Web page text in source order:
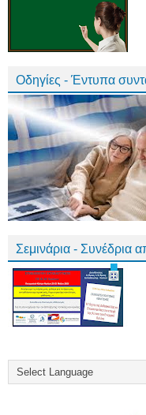
Οδηγίες - Έντυπα
Σεμινάρια - Συνέδρια